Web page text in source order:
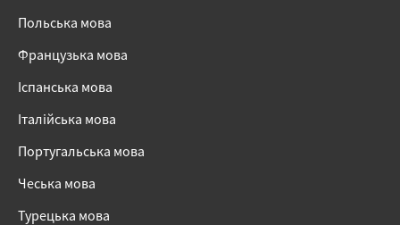
Польська мова
Французька мова
Іспанська мова
Італійська мова
Португальська мова
Чеська мова
Турецька мова